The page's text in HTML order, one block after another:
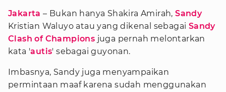
Jakarta – Bukan hanya Shakira Amirah,Sandy
Kristian Waluyo atau yang dikenal sebagai Sandy
Clash of Champions juga pernah melontarkan
kata 'autis' sebagai guyonan.
Imbasnya, Sandy juga menyampaikan
permintaan maaf karena sudah menggunakan